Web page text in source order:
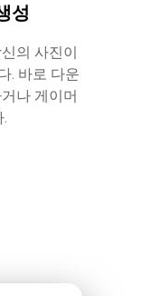
성
의 사진이
. 바로 다운
나 게이머